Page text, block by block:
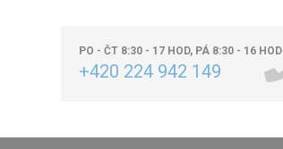
PO - ČT 8:30 - 17 HOD, PÁ 8:30 - 16 HOD
+420 224 942 149